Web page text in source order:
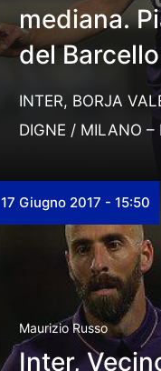
mediana.
del
INTER, BORJA
DIGNE / MILANO –
17 Giugno 2017 - 15:50
Maurizio Russo
Inter,